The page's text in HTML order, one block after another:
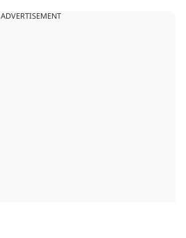
ADVERTISEMENT